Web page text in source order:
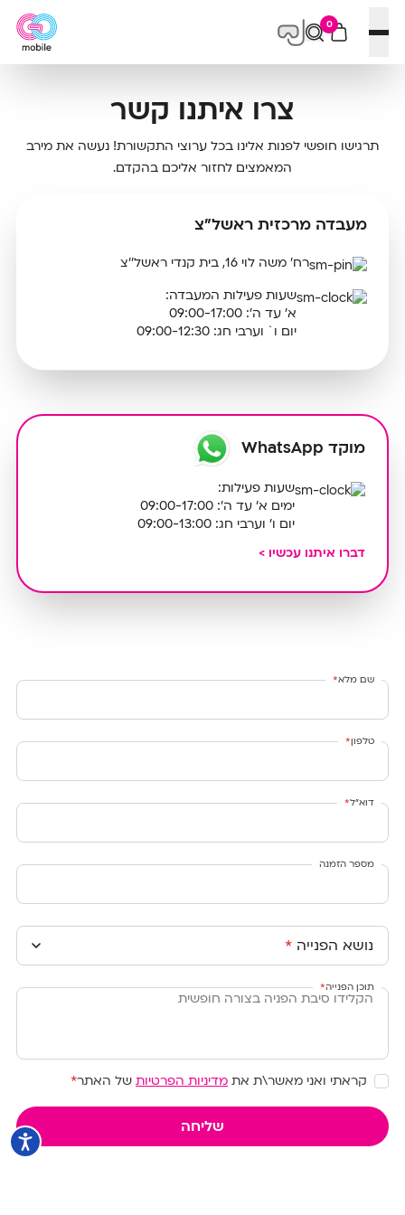
פתח תפריט
0
צרו איתנו קשר
תרגישו חופשי לפנות אלינו בכל ערוצי התקשורת! נעשה את מירב
המאמצים לחזור אליכם בהקדם.
מעבדה מרכזית ראשל”צ
רח' משה לוי 16, בית קנדי ראשל''צ
שעות פעילות המעבדה:
א' עד ה': 09:00-17:00
יום ו` וערבי חג: 09:00-12:30
מוקד WhatsApp
שעות פעילות:
ימים א' עד ה': 09:00-17:00
יום ו' וערבי חג: 09:00-13:00
דברו איתנו עכשיו >
שם מלא*
טלפון*
דוא״ל*
מספר הזמנה
נושא הפנייה *
תוכן הפנייה*
קראתי ואני מאשר\ת את מדיניות הפרטיות של האתר*
שליחה